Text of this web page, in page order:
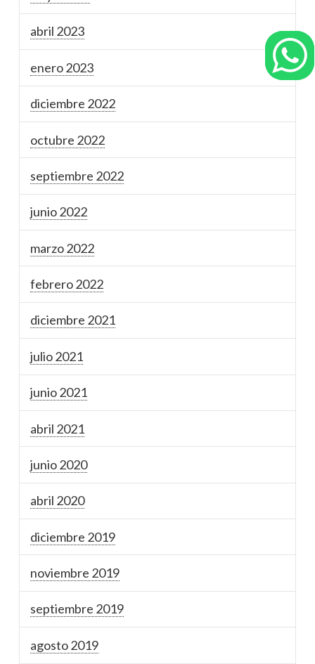
abril 2023
enero 2023
diciembre 2022
octubre 2022
septiembre 2022
junio 2022
marzo 2022
febrero 2022
diciembre 2021
julio 2021
junio 2021
abril 2021
junio 2020
abril 2020
diciembre 2019
noviembre 2019
septiembre 2019
agosto 2019